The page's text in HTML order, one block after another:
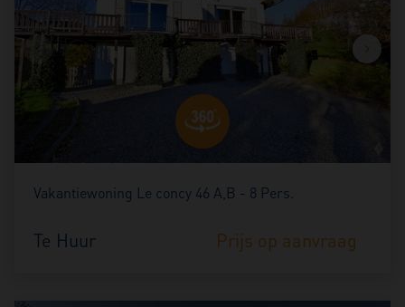
Vakantiewoning Le concy 46 A,B - 8 Pers.
Te Huur Prijs op aanvraag